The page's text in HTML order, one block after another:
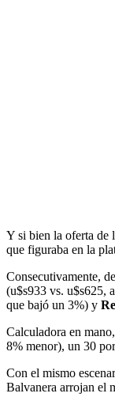
Y si bien la oferta de
que figuraba en la
Consecutivamente,
(u$s933 vs. u$s625,
que bajó un 3%) y
Calculadora en
8% menor), un 30
Con el mismo
Balvanera arrojan el